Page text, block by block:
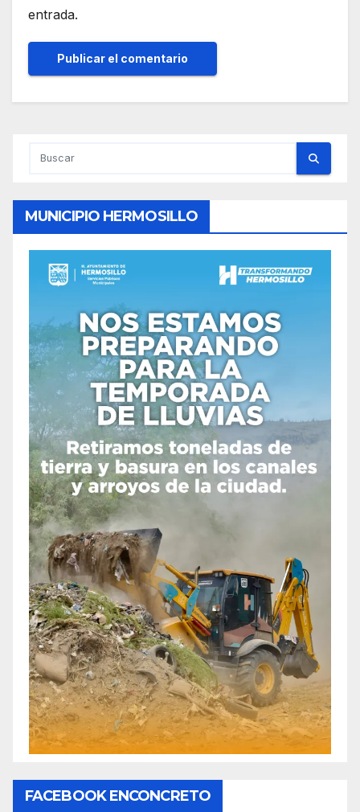
entrada.
MUNICIPIO HERMOSILLO
FACEBOOK ENCONCRETO